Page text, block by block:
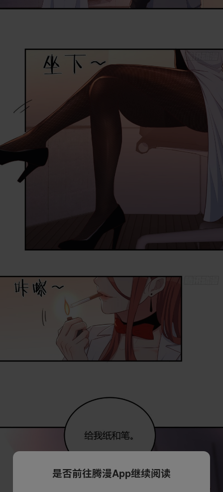
是否前往腾漫App继续阅读